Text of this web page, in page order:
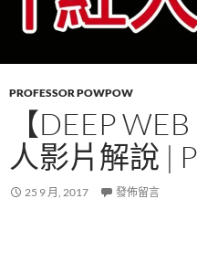
PROFESSOR POWPOW
【DEEP
人影片解說 |
25 9 月, 2017 發佈留言